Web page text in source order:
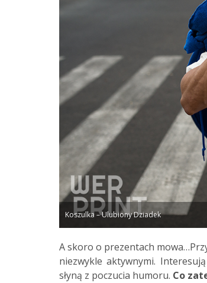
Koszulka – Ulubiony Dziadek
A skoro o prezentach
niezwykle aktywnymi.
słyną z poczucia humoru. Co